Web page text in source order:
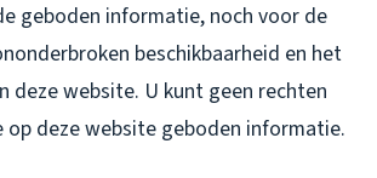
geboden informatie, noch voor de
beschikbaarheid en het
deze website. U kunt geen rechten
op deze website geboden informatie.